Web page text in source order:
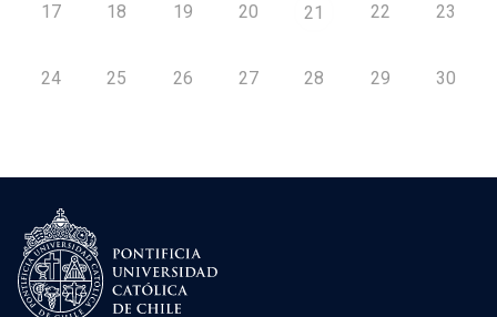
17 18 19 20 21 22 23
24 25 26 27 28 29 30